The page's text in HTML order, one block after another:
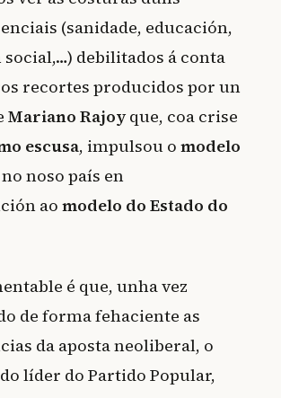
(sanidade, educación,
debilitados á conta
recortes producidos por un
Mariano Rajoyque, coa crise
escusa, impulsou o modelo
no noso país en
ao modelo do Estado do
é que, unha vez
de forma fehaciente as
da aposta neoliberal, o
líder do Partido Popular,